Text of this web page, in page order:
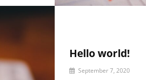
Hello world!
September 7, 2020